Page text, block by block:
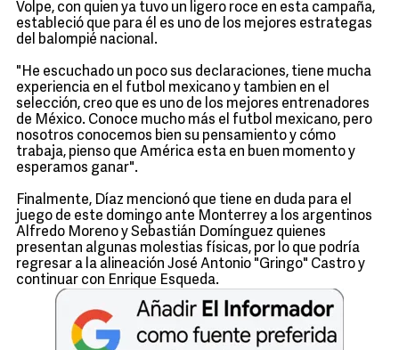
Volpe, con quien ya tuvo un ligero roce en esta campaña,
estableció que para él es uno de los mejores estrategas
del balompié nacional.
"He escuchado un poco sus declaraciones, tiene mucha
experiencia en el futbol mexicano y tambien en el
selección, creo que es uno de los mejores entrenadores
de México. Conoce mucho más el futbol mexicano, pero
nosotros conocemos bien su pensamiento y cómo
trabaja, pienso que América esta en buen momento y
esperamos ganar".
Finalmente, Díaz mencionó que tiene en duda para el
juego de este domingo ante Monterrey a los argentinos
Alfredo Moreno y Sebastián Domínguez quienes
presentan algunas molestias físicas, por lo que podría
regresar a la alineación José Antonio "Gringo" Castro y
continuar con Enrique Esqueda.